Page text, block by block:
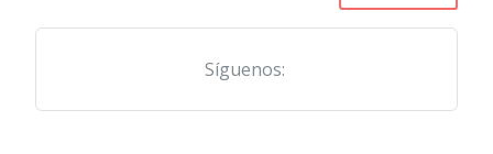
Síguenos: